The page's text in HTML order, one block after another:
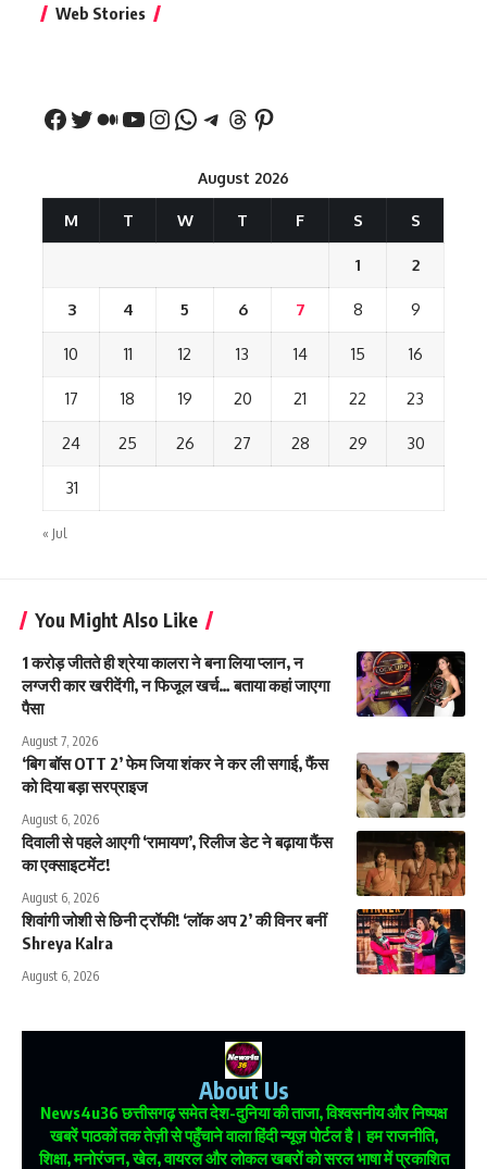
Web Stories
नीतीश कुमार का पहला
August 2026
M T W T F S S
1 2
3 4 5 6 7 8 9
10 11 12 13 14 15 16
17 18 19 20 21 22 23
24 25 26 27 28 29 30
31
« Jul
You Might Also Like
1 करोड़ जीतते ही श्रेया कालरा ने बना लिया प्लान, न
लग्जरी कार खरीदेंगी, न फिजूल खर्च… बताया कहां जाएगा
पैसा
August 7, 2026
‘बिग बॉस OTT 2’ फेम जिया शंकर ने कर ली सगाई, फैंस
को दिया बड़ा सरप्राइज
August 6, 2026
दिवाली से पहले आएगी ‘रामायण’, रिलीज डेट ने बढ़ाया फैंस
का एक्साइटमेंट!
August 6, 2026
शिवांगी जोशी से छिनी ट्रॉफी! ‘लॉक अप 2’ की विनर बनीं
Shreya Kalra
August 6, 2026
About Us
News4u36छत्तीसगढ़ समेत देश-दुनिया की ताजा, विश्वसनीय और निष्पक्ष
खबरें पाठकों तक तेज़ी से पहुँचाने वाला हिंदी न्यूज़ पोर्टल है। हम राजनीति,
शिक्षा, मनोरंजन, खेल, वायरल और लोकल खबरों को सरल भाषा में प्रकाशित